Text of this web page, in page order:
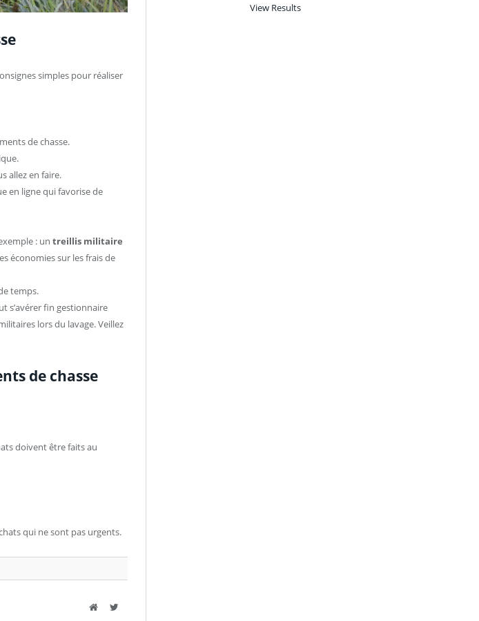
simples pour réaliser
de chasse.
allez en faire.
en ligne qui favorise de
: un treillis militaire
économies sur les frais de
temps.
s’avérer fin gestionnaire
lors du lavage. Veillez
de chasse
doivent être faits au
qui ne sont pas urgents.
Site Twitter
View Results